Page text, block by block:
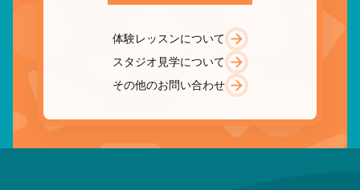
体験レッスンについて
スタジオ見学について
その他のお問い合わせ